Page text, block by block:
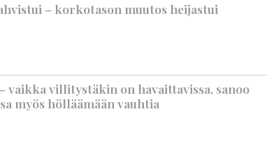
– korkotason muutos heijastui
vaikka villitystäkin on havaittavissa, sanoo
myös hölläämään vauhtia